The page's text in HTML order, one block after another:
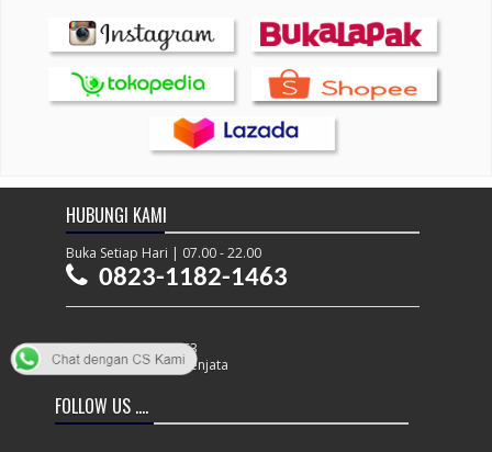
HUBUNGI KAMI
Buka Setiap Hari | 07.00 - 22.00
0823-1182-1463
WA : 0823-1182-1463
instagram : @ramasenjata
FOLLOW US ....